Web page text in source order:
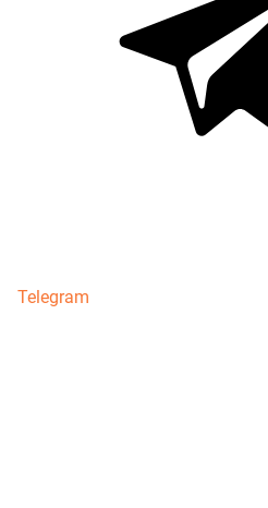
Telegram